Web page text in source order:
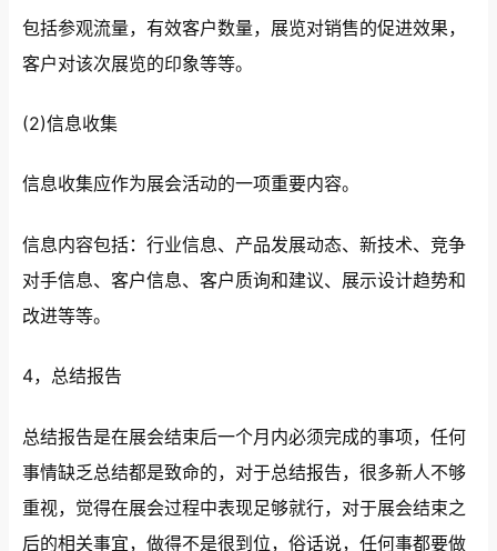
包括参观流量，有效客户数量，展览对销售的促进效果，
客户对该次展览的印象等等。
(2)信息收集
信息收集应作为展会活动的一项重要内容。
信息内容包括：行业信息、产品发展动态、新技术、竞争
对手信息、客户信息、客户质询和建议、展示设计趋势和
改进等等。
4，总结报告
总结报告是在展会结束后一个月内必须完成的事项，任何
事情缺乏总结都是致命的，对于总结报告，很多新人不够
重视，觉得在展会过程中表现足够就行，对于展会结束之
后的相关事宜，做得不是很到位，俗话说，任何事都要做